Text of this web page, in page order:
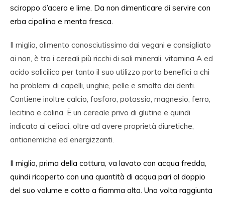
sciroppo d’acero e lime. Da non dimenticare di servire con
erba cipollina e menta fresca.
Il miglio, alimento conosciutissimo dai vegani e consigliato
ai non, è tra i cereali più ricchi di sali minerali, vitamina A ed
acido salicilico per tanto il suo utilizzo porta benefici a chi
ha problemi di capelli, unghie, pelle e smalto dei denti.
Contiene inoltre calcio, fosforo, potassio, magnesio, ferro,
lecitina e colina. È un cereale privo di glutine e quindi
indicato ai celiaci, oltre ad avere proprietà diuretiche,
antianemiche ed energizzanti.
Il miglio, prima della cottura, va lavato con acqua fredda,
quindi ricoperto con una quantità di acqua pari al doppio
del suo volume e cotto a fiamma alta. Una volta raggiunta